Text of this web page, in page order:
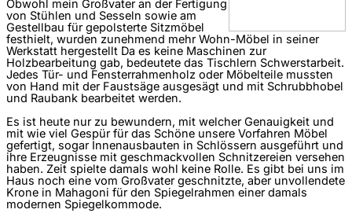
Obwohl mein Großvater an der Fertigung
von Stühlen und Sesseln sowie am
Gestellbau für gepolsterte Sitzmöbel
festhielt, wurden zunehmend mehr Wohn-Möbel in seiner
Werkstatt hergestellt Da es keine Maschinen zur
Holzbearbeitung gab, bedeutete das Tischlern Schwerstarbeit.
Jedes Tür- und Fensterrahmenholz oder Möbelteile mussten
von Hand mit der Faustsäge ausgesägt und mit Schrubbhobel
und Raubank bearbeitet werden.
Es ist heute nur zu bewundern, mit welcher Genauigkeit und
mit wie viel Gespür für das Schöne unsere Vorfahren Möbel
gefertigt, sogar Innenausbauten in Schlössern ausgeführt und
ihre Erzeugnisse mit geschmackvollen Schnitzereien versehen
haben. Zeit spielte damals wohl keine Rolle. Es gibt bei uns im
Haus noch eine vom Großvater geschnitzte, aber unvollendete
Krone in Mahagoni für den Spiegelrahmen einer damals
modernen Spiegelkommode.